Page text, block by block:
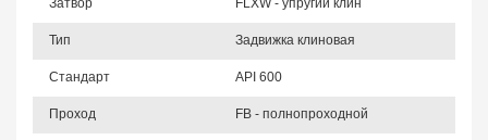
Затвор FLXW - упругий клин
Тип Задвижка клиновая
Стандарт API 600
Проход FB - полнопроходной